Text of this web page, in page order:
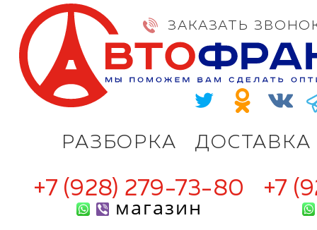
РАЗБОРКА ДОСТАВКА
ЗАКАЗАТЬ
+7 (928) 279-73-80
магазин
+7